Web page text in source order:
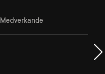
Medverkande